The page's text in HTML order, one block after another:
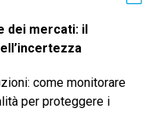
dei mercati: il
come monitorare
per proteggere i